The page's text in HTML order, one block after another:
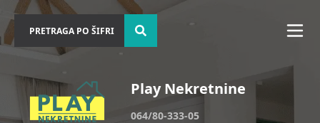
Play Nekretnine
064/80-333-05